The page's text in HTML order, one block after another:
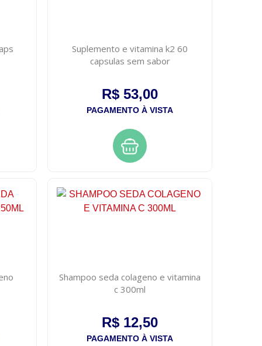
Suplemento e vitamina k2 60
capsulas sem sabor
R$ 53,00
PAGAMENTO À VISTA
Shampoo seda colageno e vitamina
c 300ml
R$ 12,50
PAGAMENTO À VISTA